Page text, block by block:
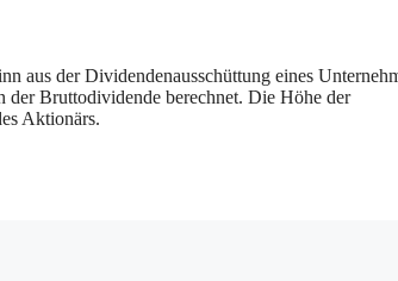
aus der Dividendenausschüttung eines
der Bruttodividende berechnet. Die Höhe der
Aktionärs.